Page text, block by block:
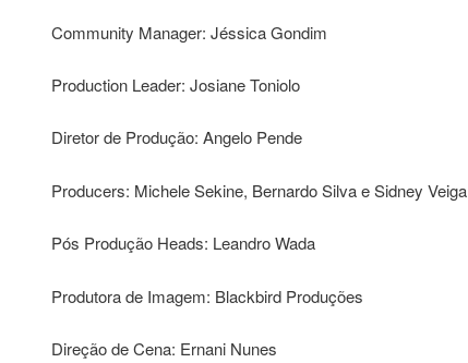
Community Manager: Jéssica Gondim
Production Leader: Josiane Toniolo
Diretor de Produção: Angelo Pende
Producers: Michele Sekine, Bernardo Silva e Sidney Veiga
Pós Produção Heads: Leandro Wada
Produtora de Imagem: Blackbird Produções
Direção de Cena: Ernani Nunes